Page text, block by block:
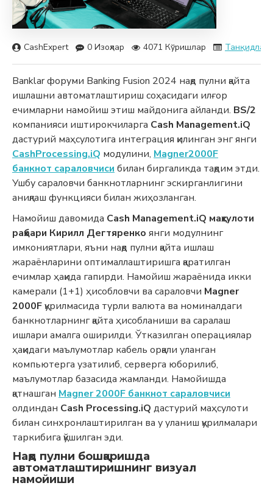
CashExpert 0 Изоҳлар 4071 Кўришлар Танқидлар
Banklar форуми Banking Fusion 2024 нақд пулни қайта
ишлашни автоматлаштириш соҳасидаги илғор
ечимларни намойиш этиш майдонига айланди. BS/2
компанияси иштирокчиларга Cash Management.iQ
дастурий маҳсулотига интеграция қилинган энг янги
CashProcessing.iQ модулини, Magner2000F
банкнот сараловчиси билан биргаликда тақдим этди.
Ушбу сараловчи банкнотларнинг эскирганлигини
аниқлаш функцияси билан жиҳозланган.
Намойиш давомида Cash Management.iQ маҳсулоти
раҳбари Кирилл Дегтяренко янги модулнинг
имкониятлари, яъни нақд пулни қайта ишлаш
жараёнларини оптималлаштиришга қаратилган
ечимлар ҳақида гапирди. Намойиш жараёнида икки
камерали (1+1) ҳисобловчи ва сараловчи Magner
2000Fқурилмасида турли валюта ва номиналдаги
банкнотларнинг қайта ҳисобланиши ва саралаш
ишлари амалга оширилди. Ўтказилган операциялар
ҳақидаги маълумотлар кабель орқали уланган
компьютерга узатилиб, серверга юборилиб,
маълумотлар базасида жамланди. Намойишда
қатнашган Magner 2000F банкнот сараловчиси
олдиндан Cash Processing.iQ дастурий маҳсулоти
билан синхронлаштирилган ва у уланиш қурилмалари
таркибига қўшилган эди.
Нақд пулни бошқаришда
автоматлаштиришнинг визуал
намойиши